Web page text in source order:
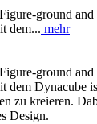
ground
dem... mehr
ground
dem Dynacube
zu kreieren.
Design.